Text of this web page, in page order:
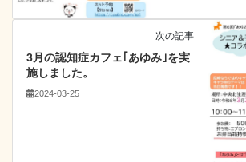
次の記事
3月の認知症カフェ｢あゆみ｣を実
施しました。
2024-03-25